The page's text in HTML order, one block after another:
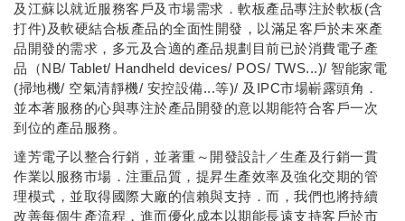
及江蘇以就近服務客戶及市場需求．軟板產品專注於軟板(含
打件)及軟硬結合板產品的全面性開發，以滿足客戶於未來產
品開發的需求，多元及合適的產品規劃目前已於消費電子產
品（NB/ Tablet/ Handheld devices/ POS/ TWS...)/ 智能家電
(掃地機/ 空氣清靜機/ 安控設備...等)/ 及IPC市場嶄露頭角．
並本著服務的心與專注於產品開發的意以期能符合客戶一次
到位的產品服務。
達芳電子以整合行銷，並著重～開發設計／生產及行銷一貫
作業以服務市場．注重品質，提昇生產效率及強化交期的管
理模式，並取得國際大廠的信賴與支持．而，我們也將持續
改善每個生產流程，進而優化成本以期能長遠支持客戶於市